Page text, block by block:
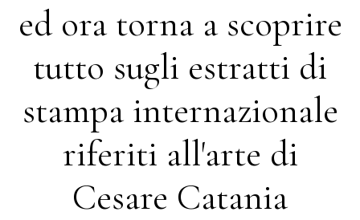
ed ora torna a scoprire
tutto sugli estratti di
stampa internazionale
riferiti all'arte di
Cesare Catania